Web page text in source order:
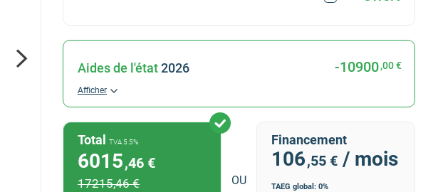
Aides de l'état2026 -10900,00 €
Afficher
Total TVA 5.5%
6015,46 €
17215,46 € OU
Financement
106,55 € / mois
TAEG global: 0%